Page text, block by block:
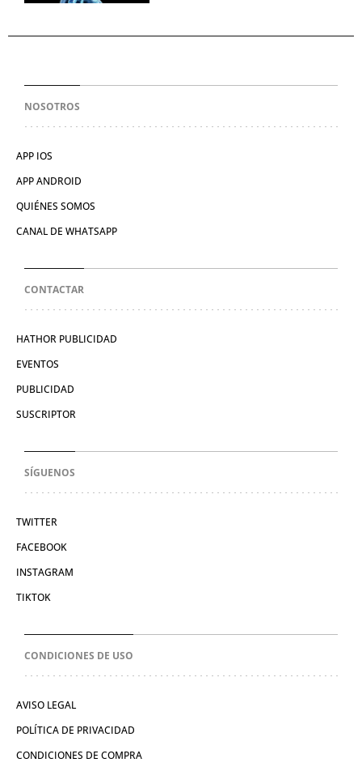
NOSOTROS
APP IOS
APP ANDROID
QUIÉNES SOMOS
CANAL DE WHATSAPP
CONTACTAR
HATHOR PUBLICIDAD
EVENTOS
PUBLICIDAD
SUSCRIPTOR
SÍGUENOS
TWITTER
FACEBOOK
INSTAGRAM
TIKTOK
CONDICIONES DE USO
AVISO LEGAL
POLÍTICA DE PRIVACIDAD
CONDICIONES DE COMPRA